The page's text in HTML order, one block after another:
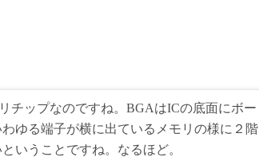
チップなのですね。BGAはICの底面にボー
ゆる端子が横に出ているメモリの様に２階
いうことですね。なるほど。